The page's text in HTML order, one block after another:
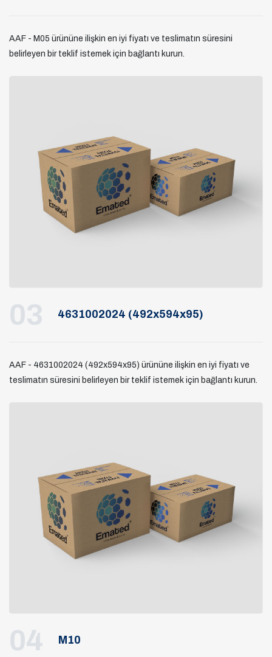
AAF - M05 ürününe ilişkin en iyi fiyatı ve teslimatın süresini
belirleyen bir teklif istemek için bağlantı kurun.
03 4631002024 (492x594x95)
AAF - 4631002024 (492x594x95) ürününe ilişkin en iyi fiyatı ve
teslimatın süresini belirleyen bir teklif istemek için bağlantı kurun.
04 M10